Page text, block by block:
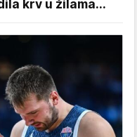
krv u žilama...